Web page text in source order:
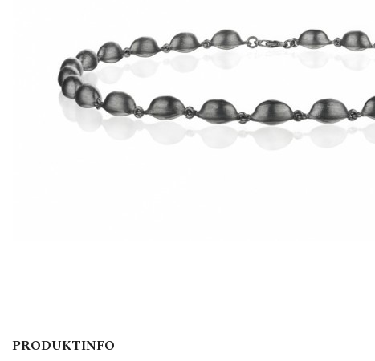
PRODUKTINFO